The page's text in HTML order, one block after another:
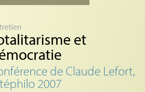
et
de Claude Lefort,
2007